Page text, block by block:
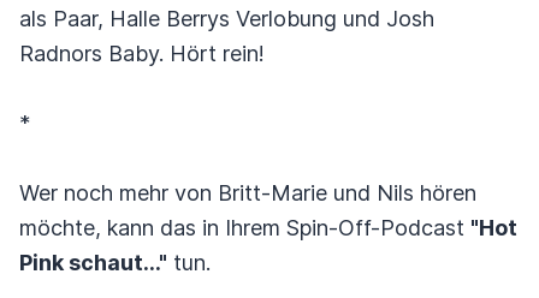
als Paar, Halle Berrys Verlobung und Josh
Radnors Baby. Hört rein!
*
Wer noch mehr von Britt-Marie und Nils hören
möchte, kann das in Ihrem Spin-Off-Podcast "Hot
Pink schaut..." tun.